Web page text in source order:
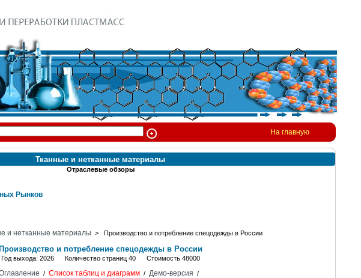
На главную
Тканные и нетканные материалы
Отраслевые обзоры
Рынков
и нетканные материалы > Производство и потребление спецодежды в России
Производство и потребление спецодежды в России
Год выхода: 2026 Количество страниц 40 Стоимость 48000
/ Список таблиц и диаграмм/ Демо-версия /